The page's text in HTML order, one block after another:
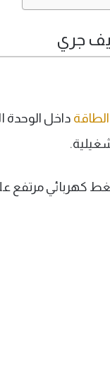
داخل الوحدة
كهربائي مرتفع